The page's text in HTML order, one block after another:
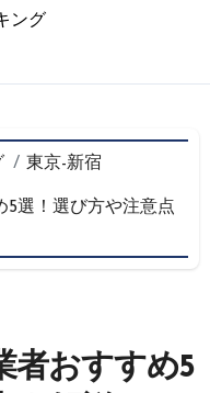
ング
東京-新宿
5選！選び方や注意点
者おすすめ5